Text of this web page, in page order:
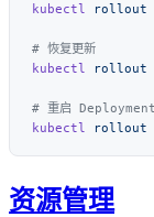
kubectl rollout
kubectl rollout
kubectl rollout
资源管理